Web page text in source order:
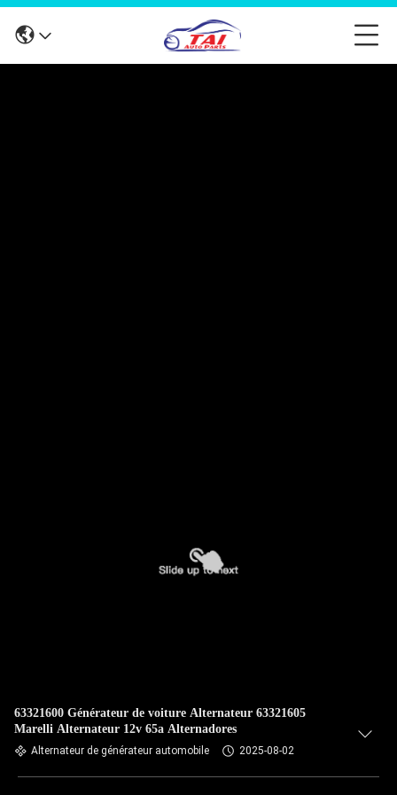
63321600 Générateur de voiture Alternateur 63321605
Marelli Alternateur 12v 65a Alternadores
Alternateur de générateur automobile 2025-08-02